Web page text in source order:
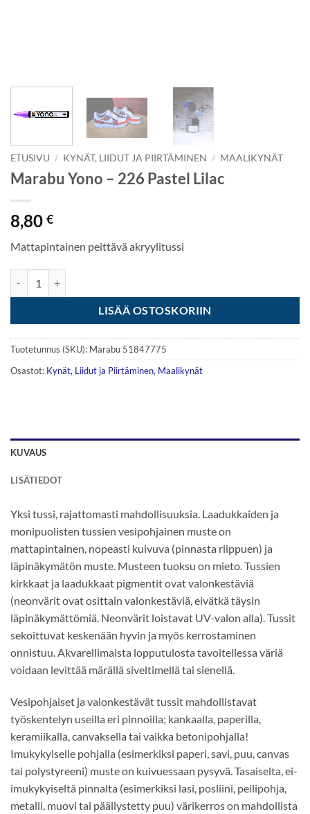
ETUSIVU / KYNÄT, LIIDUT JA PIIRTÄMINEN / MAALIKYNÄT
Marabu Yono – 226 Pastel Lilac
8,80 €
Mattapintainen peittävä akryylitussi
LISÄÄ OSTOSKORIIN
Tuotetunnus (SKU): Marabu 51847775
Osastot: Kynät, Liidut ja Piirtäminen, Maalikynät
KUVAUS
LISÄTIEDOT
Yksi tussi, rajattomasti mahdollisuuksia. Laadukkaiden ja
monipuolisten tussien vesipohjainen muste on
mattapintainen, nopeasti kuivuva (pinnasta riippuen) ja
läpinäkymätön muste. Musteen tuoksu on mieto. Tussien
kirkkaat ja laadukkaat pigmentit ovat valonkestäviä
(neonvärit ovat osittain valonkestäviä, eivätkä täysin
läpinäkymättömiä. Neonvärit loistavat UV-valon alla). Tussit
sekoittuvat keskenään hyvin ja myös kerrostaminen
onnistuu. Akvarellimaista lopputulosta tavoitellessa väriä
voidaan levittää märällä siveltimellä tai sienellä.
Vesipohjaiset ja valonkestävät tussit mahdollistavat
työskentelyn useilla eri pinnoilla; kankaalla, paperilla,
keramiikalla, canvaksella tai vaikka betonipohjalla!
Imukykyiselle pohjalla (esimerkiksi paperi, savi, puu, canvas
tai polystyreeni) muste on kuivuessaan pysyvä. Tasaiselta, ei-
imukykyiseltä pinnalta (esimerkiksi lasi, posliini, peilipohja,
metalli, muovi tai päällystetty puu) värikerros on mahdollista